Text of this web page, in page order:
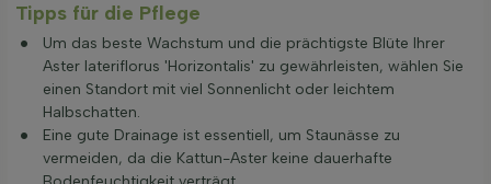
Tipps für die Pflege
Um das beste Wachstum und die prächtigste Blüte Ihrer
Aster lateriflorus 'Horizontalis' zu gewährleisten, wählen Sie
einen Standort mit viel Sonnenlicht oder leichtem
Halbschatten.
Eine gute Drainage ist essentiell, um Staunässe zu
vermeiden, da die Kattun-Aster keine dauerhafte